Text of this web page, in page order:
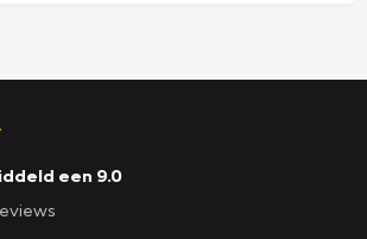
een 9.0